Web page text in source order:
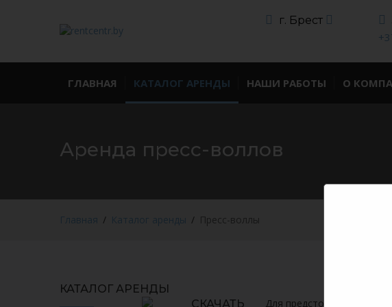
г. Брест
ГЛАВНАЯ КАТАЛОГ АРЕНДЫ НАШИ РАБОТЫ О
Аренда пресс-воллов
Главная Каталог аренды Пресс-воллы
КАТАЛОГ АРЕНДЫ
Для предстоящих